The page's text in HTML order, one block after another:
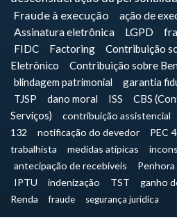
Fraude à execução
ação de
Assinatura eletrônica
LGPD
FIDC Factoring Contribuição
Eletrônico
Contribuição sobre
blindagem patrimonial
garantia
TJSP
dano moral ISS
CBS
Serviços)
contribuição assistencial
132
notificação do devedor PEC
trabalhista
medidas atípicas
antecipação de recebíveis
Penhora
IPTU
indenização TST ganho
Renda
fraude segurança jurídica